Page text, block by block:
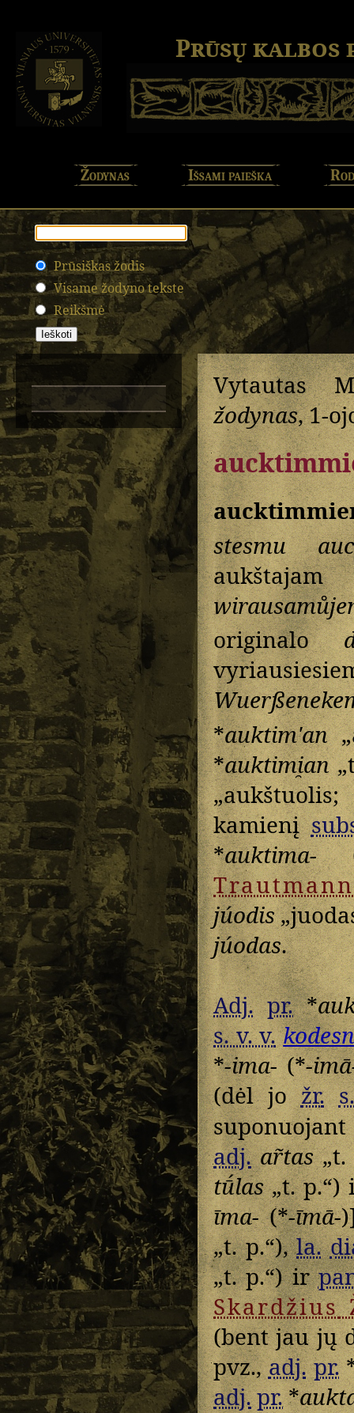
Prūsų kalbos
Žodynas Išsami paieška
Prūsiškas žodis
Visame žodyno tekste
Reikšmė
Vytautas
žodynas, 1-
stesmu
originalo
*auktimʹan
*auktimi̯an
„aukštuolis;
kamienį
*auktima-
Trautmann
júodis
júodas.
Adj. pr.*
s. v. v.
*-ima-(*-
(dėl jožr.
adj. ar̃tas„t.
tū́las„t. p.“)
īma-(*-īmā-
„t. p.“),la.
„t. p.“) ir
Skardžius
(bent jau jų
pvz.,adj. pr.
adj.pr.*